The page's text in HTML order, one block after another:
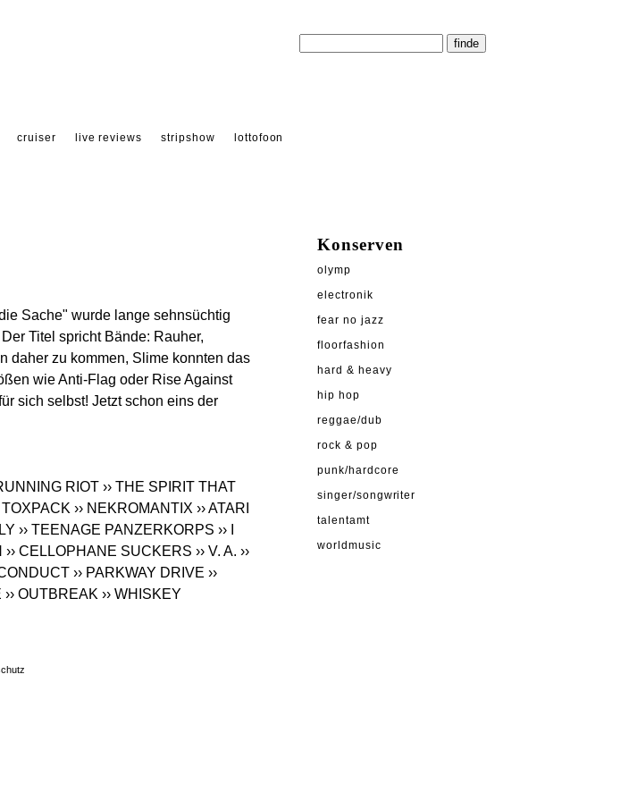
cruiser live reviews stripshow lottofoon
Sache" wurde lange sehnsüchtig
Titel spricht Bände: Rauher,
daher zu kommen, Slime konnten das
wie Anti-Flag oder Rise Against
sich selbst! Jetzt schon eins der
RIOT ›› THE SPIRIT THAT
TOXPACK ›› NEKROMANTIX ›› ATARI
›› TEENAGE PANZERKORPS ›› I
›› CELLOPHANE SUCKERS ›› V. A. ››
›› PARKWAY DRIVE ››
›› OUTBREAK ›› WHISKEY
Konserven
olymp
electronik
fear no jazz
floorfashion
hard & heavy
hip hop
reggae/dub
rock & pop
punk/hardcore
singer/songwriter
talentamt
worldmusic